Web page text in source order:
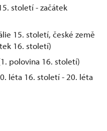
století - začátek
15. století, české země
16. století)
polovina 16. století)
léta 16. století - 20. léta